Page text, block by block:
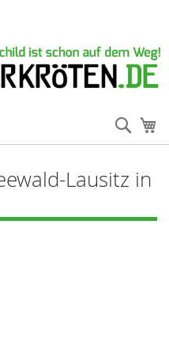
Lausitz in